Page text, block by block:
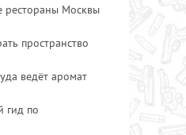
рестораны Москвы
пространство
ведёт аромат
гид по